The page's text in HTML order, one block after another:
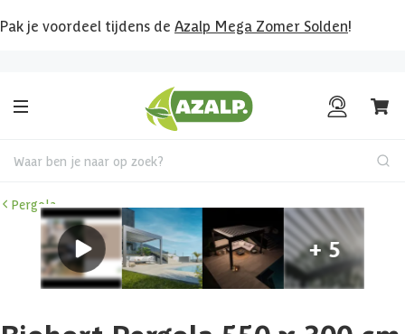
Pak je voordeel tijdens de Azalp Mega Zomer Solden!
Waar ben je naar op zoek?
Pergola